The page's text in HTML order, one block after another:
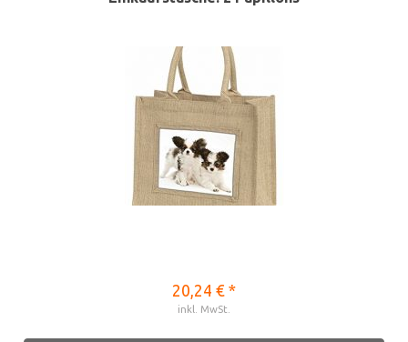
20,24 € *
inkl. MwSt.